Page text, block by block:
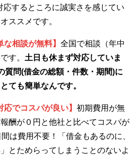
応するところに誠実さを感じてい
ススメです。
な相談が無料】 全国で相談（年中
す。 土日も休まず対応していま
質問(借金の総額・件数・期間)に
ても簡単なんです。
応でコスパが良い】 初期費用が無
酬が０円と他社と比べてコスパが
は費用不要！「借金もあるのに、
とためらってしまうことのないよ